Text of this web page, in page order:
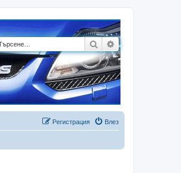
ТърсенеРазширено
Влез
Регистрация